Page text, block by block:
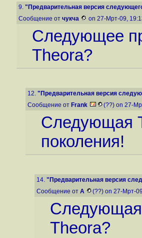
9. "Предварительная версия
Сообщение от чукча on 27-Мрт-09,
Следующее
Theora?
12. "Предварительная версия
Сообщение от Frank (??) on 27-
Следующая
поколения!
14. "Предварительная версия
Сообщение от А (??) on 27-Мрт-
Следующая
Theora?